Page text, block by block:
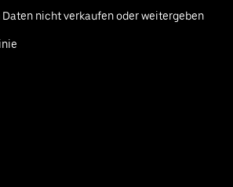
nicht verkaufen oder weitergeben